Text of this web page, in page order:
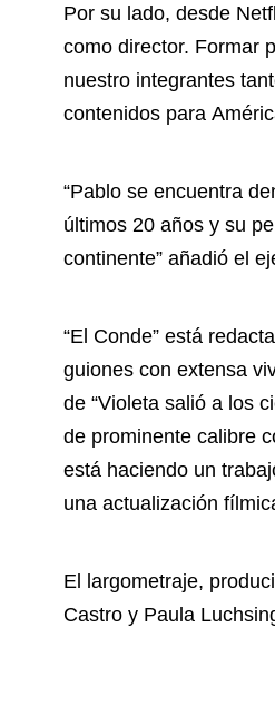
Por su lado, desde
como director. Formar
nuestro integrantes
contenidos para
“Pablo se encuentra
últimos 20 años y su
continente” añadió el
“El Conde” está
guiones con extensa
de “Violeta salió a los
de prominente calibre
está haciendo un
una actualización
El largometraje,
Castro y Paula